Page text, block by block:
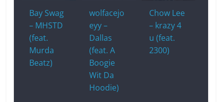
Bay Swag
– MHSTD
(feat.
Murda
Beatz)
wolfacejo
eyy –
Dallas
(feat. A
Boogie
Wit Da
Hoodie)
Chow Lee
– krazy 4
u (feat.
2300)